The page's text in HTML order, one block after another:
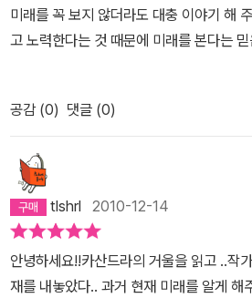
미래를 꼭 보지 않더라도 대충 이야기 해
고 노력한다는 것 때문에 미래를 본다는
막힐까? 카산드라와 쓰레기 더미에서 사
산드라 주축으로 미래에 일어날 일을 예방
재를 살아가는 사람들은 미래에 관심이 없
라도 삶을 최선을 다해 산다면 불필요한
각한다.그리고 실험23인 카산드라의 오빠
의해 예견한다. 하긴 미래에 대한 예측이
는건 맞는것 같다. 하지만 여기서 실험24
가 아닌 과거의 카산드라에 의해 예견받
공감 (0) 댓글 (0)
tlshrl 2010-12-14
안녕하세요!!카산드라의 거울을 읽고 ..작
재를 내놓았다.. 과거 현재 미래를 알게 해